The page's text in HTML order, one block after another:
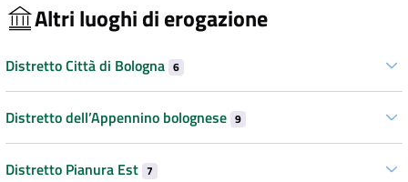
Altri luoghi di erogazione
Distretto Città di Bologna 6
Distretto dell’Appennino bolognese 9
Distretto Pianura Est 7